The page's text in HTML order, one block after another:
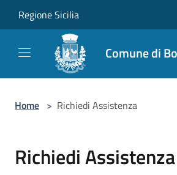
Regione Sicilia
Comune di
Home > Richiedi Assistenza
Richiedi Assistenza